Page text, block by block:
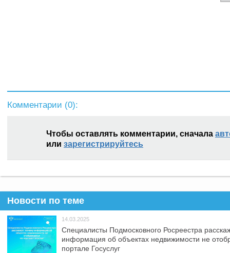
Комментарии (0):
Чтобы оставлять комментарии, сначала
или зарегистрируйтесь
Новости по теме
14.03.2025
Специалисты Подмосковного Росреестра
информация об объектах недвижимости не
портале Госуслуг